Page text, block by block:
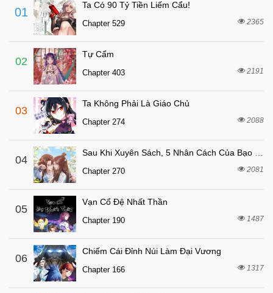
Chapter 21
Chapter 20
Chapter 19
Chapter 18
Chapter 17
Chapter 16
Chapter 15 6 tháng trước
Chapter 14 6 tháng trước
Chapter 13
Chapter 12 6 tháng trước
Chapter 11
Chapter 10 7 tháng trước
Chapter 9
Chapter 8
01
Ta Có 90 Tỷ Tiền Liếm Cẩu!
Chapter 529 2365
02
Tự Cẩm
Chapter 403 2191
03
Ta Không Phải Là Giáo Chủ
Chapter 274 2088
04
Chapter 270 2081
05
Vạn Cổ Đệ Nhất Thần
Chapter 190 1487
06
Chiếm Cái Đỉnh Núi Làm Đại Vương
Chapter 166 1317